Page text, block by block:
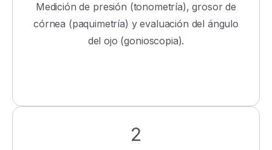
Medición de presión (tonometría), grosor de
córnea (paquimetría) y evaluación del ángulo
del ojo (gonioscopia).
2